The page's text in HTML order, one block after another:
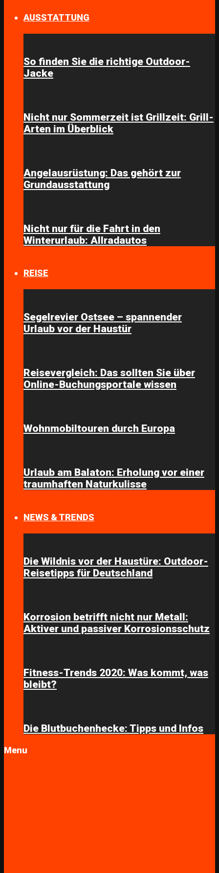
AUSSTATTUNG
So finden Sie die richtige Outdoor-
Jacke
Nicht nur Sommerzeit ist Grillzeit: Grill-
Arten im Überblick
Angelausrüstung: Das gehört zur
Grundausstattung
Nicht nur für die Fahrt in den
Winterurlaub: Allradautos
REISE
Segelrevier Ostsee – spannender
Urlaub vor der Haustür
Reisevergleich: Das sollten Sie über
Online-Buchungsportale wissen
Wohnmobiltouren durch Europa
Urlaub am Balaton: Erholung vor einer
traumhaften Naturkulisse
NEWS & TRENDS
Die Wildnis vor der Haustüre: Outdoor-
Reisetipps für Deutschland
Korrosion betrifft nicht nur Metall:
Aktiver und passiver Korrosionsschutz
Fitness-Trends 2020: Was kommt, was
bleibt?
Die Blutbuchenhecke: Tipps und Infos
Menu